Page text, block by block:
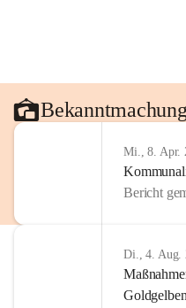
Mi., 8. Apr.
Bericht
Di., 4. Aug.